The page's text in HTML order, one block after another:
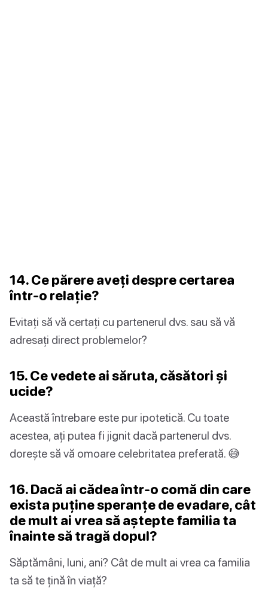
14. Ce părere aveți despre certarea
într-o relație?
Evitați să vă certați cu partenerul dvs. sau să vă
adresați direct problemelor?
15. Ce vedete ai săruta, căsători și
ucide?
Această întrebare este pur ipotetică. Cu toate
acestea, ați putea fi jignit dacă partenerul dvs.
dorește să vă omoare celebritatea preferată. 😅
16. Dacă ai cădea într-o comă din care
exista puține speranțe de evadare, cât
de mult ai vrea să aștepte familia ta
înainte să tragă dopul?
Săptămâni, luni, ani? Cât de mult ai vrea ca familia
ta să te țină în viață?